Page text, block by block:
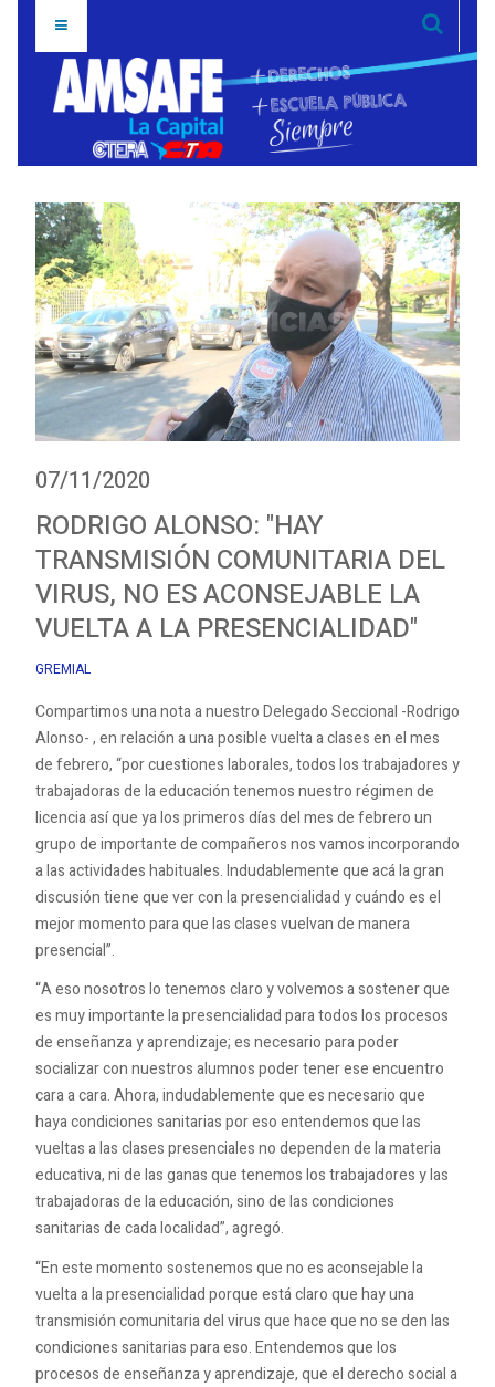
07/11/2020
RODRIGO ALONSO: "HAY
TRANSMISIÓN COMUNITARIA DEL
VIRUS, NO ES ACONSEJABLE LA
VUELTA A LA PRESENCIALIDAD"
GREMIAL
Compartimos una nota a nuestro Delegado Seccional -Rodrigo
Alonso- , en relación a una posible vuelta a clases en el mes
de febrero, “por cuestiones laborales, todos los trabajadores y
trabajadoras de la educación tenemos nuestro régimen de
licencia así que ya los primeros días del mes de febrero un
grupo de importante de compañeros nos vamos incorporando
a las actividades habituales. Indudablemente que acá la gran
discusión tiene que ver con la presencialidad y cuándo es el
mejor momento para que las clases vuelvan de manera
presencial”.
“A eso nosotros lo tenemos claro y volvemos a sostener que
es muy importante la presencialidad para todos los procesos
de enseñanza y aprendizaje; es necesario para poder
socializar con nuestros alumnos poder tener ese encuentro
cara a cara. Ahora, indudablemente que es necesario que
haya condiciones sanitarias por eso entendemos que las
vueltas a las clases presenciales no dependen de la materia
educativa, ni de las ganas que tenemos los trabajadores y las
trabajadoras de la educación, sino de las condiciones
sanitarias de cada localidad”, agregó.
“En este momento sostenemos que no es aconsejable la
vuelta a la presencialidad porque está claro que hay una
transmisión comunitaria del virus que hace que no se den las
condiciones sanitarias para eso. Entendemos que los
procesos de enseñanza y aprendizaje, que el derecho social a